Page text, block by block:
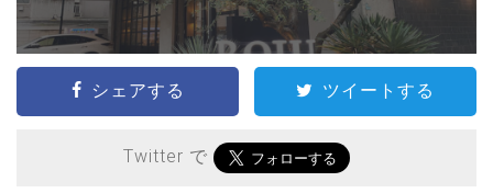
シェアする ツイートする
Twitter で